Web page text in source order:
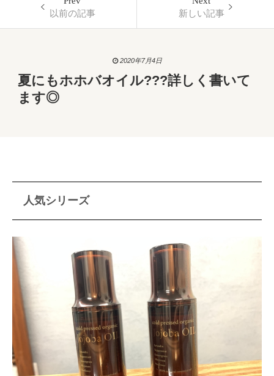
以前の記事
新しい記事
2020年7月4日
夏にもホホバオイル???詳しく書いて
ます◎
人気シリーズ